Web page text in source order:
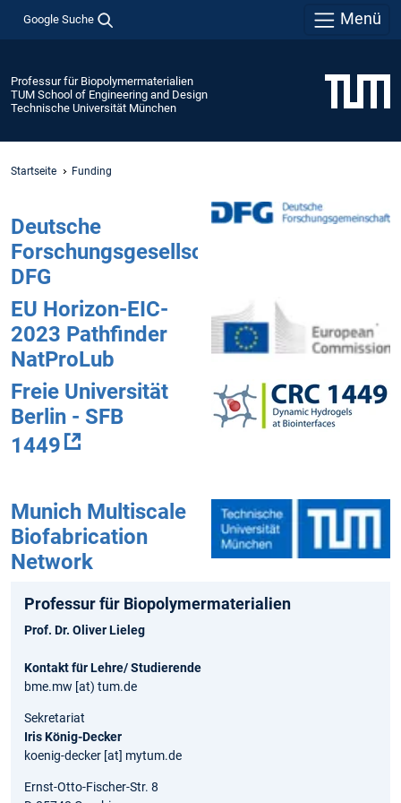
Google Suche Menü
Professur für Biopolymermaterialien
TUM School of Engineering and Design
Technische Universität München
Startseite Funding
Deutsche
Forschungsgesellschaft
DFG
EU Horizon-EIC-
2023 Pathfinder
NatProLub
Freie Universität
Berlin - SFB
1449
Munich Multiscale
Biofabrication
Network
Professur für Biopolymermaterialien
Prof. Dr. Oliver Lieleg
Kontakt für Lehre/ Studierende
bme.mw [at) tum.de
Sekretariat
Iris König-Decker
koenig-decker [at] mytum.de
Ernst-Otto-Fischer-Str. 8